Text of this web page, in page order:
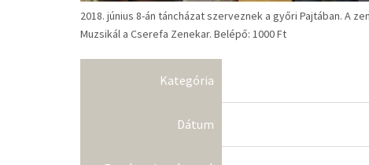
2018. június 8-án táncházat szerveznek a győri Pajtában. A
Muzsikál a Cserefa Zenekar. Belépő: 1000 Ft
Kategória
Dátum